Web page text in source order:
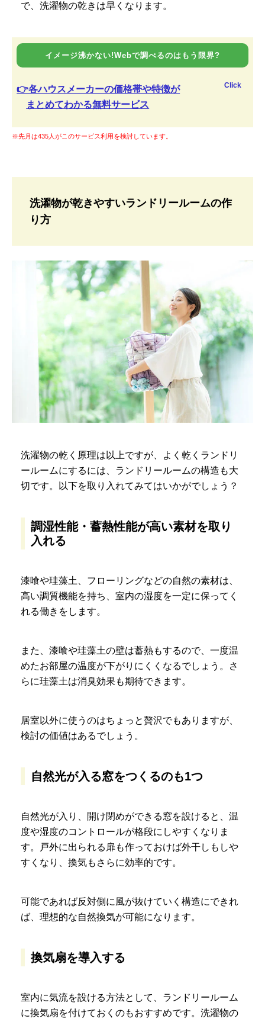
で、洗濯物の乾きは早くなります。
イメージ沸かない!Webで調べるのはもう限界?
👉各ハウスメーカーの価格帯や特徴が
まとめてわかる無料サービス
Click
※先月は435人がこのサービス利用を検討しています。
洗濯物が乾きやすいランドリールームの作
り方
洗濯物の乾く原理は以上ですが、よく乾くランドリ
ールームにするには、ランドリールームの構造も大
切です。以下を取り入れてみてはいかがでしょう？
調湿性能・蓄熱性能が高い素材を取り
入れる
漆喰や珪藻土、フローリングなどの自然の素材は、
高い調質機能を持ち、室内の湿度を一定に保ってく
れる働きをします。
また、漆喰や珪藻土の壁は蓄熱もするので、一度温
めたお部屋の温度が下がりにくくなるでしょう。さ
らに珪藻土は消臭効果も期待できます。
居室以外に使うのはちょっと贅沢でもありますが、
検討の価値はあるでしょう。
自然光が入る窓をつくるのも1つ
自然光が入り、開け閉めができる窓を設けると、温
度や湿度のコントロールが格段にしやすくなりま
す。戸外に出られる扉も作っておけば外干しもしや
すくなり、換気もさらに効率的です。
可能であれば反対側に風が抜けていく構造にできれ
ば、理想的な自然換気が可能になります。
換気扇を導入する
室内に気流を設ける方法として、ランドリールーム
に換気扇を付けておくのもおすすめです。洗濯物の